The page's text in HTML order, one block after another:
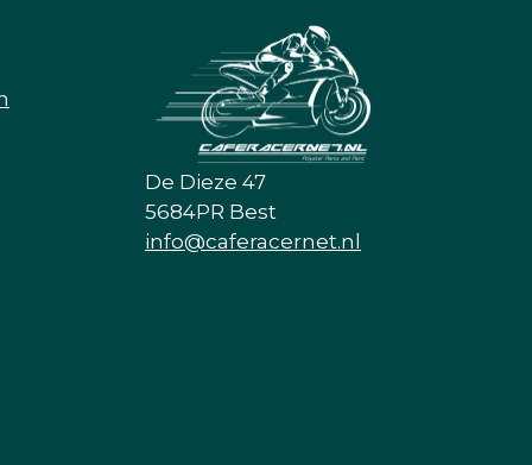
De Dieze 47
5684PR Best
info@caferacernet.nl